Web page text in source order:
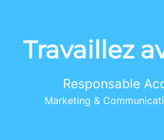
Travaillez
Responsable
Marketing &